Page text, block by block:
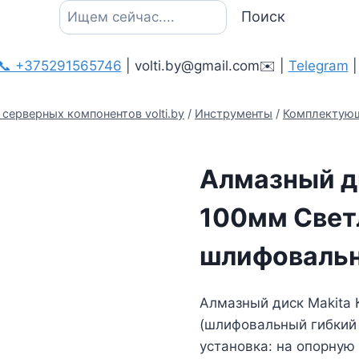
Поиск
+375291565746 | volti.by@gmail.com✉️ | Telegram
компонентов volti.by / Инструменты /
Алмазный
100мм
Алмазный диск Makita
(шлифовальный гибкий
установка: на